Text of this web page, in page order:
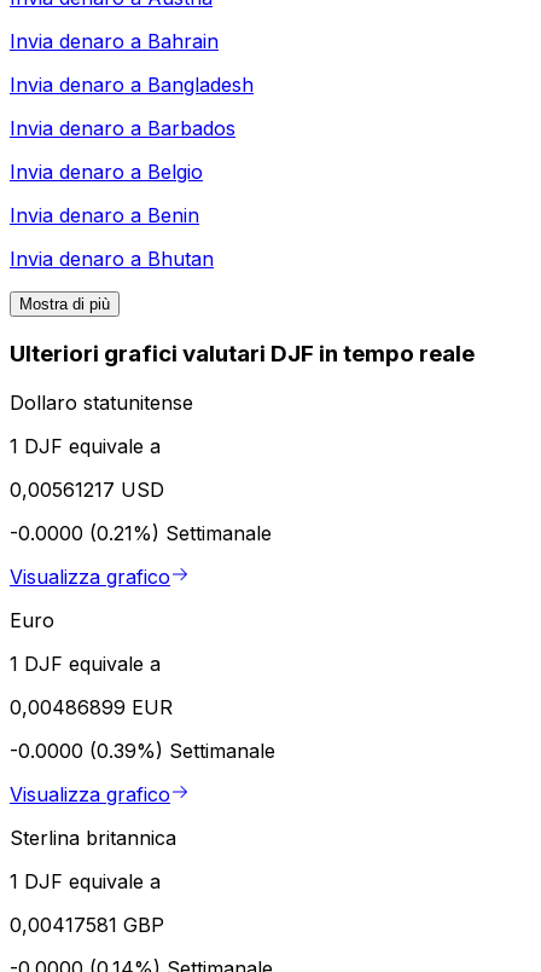
Invia denaro a Bahrain
Invia denaro a Bangladesh
Invia denaro a Barbados
Invia denaro a Belgio
Invia denaro a Benin
Invia denaro a Bhutan
Mostra di più
Ulteriori grafici valutari DJF in tempo reale
Dollaro statunitense
1 DJF equivale a
0,00561217 USD
-0.0000 (0.21%) Settimanale
Visualizza grafico
Euro
1 DJF equivale a
0,00486899 EUR
-0.0000 (0.39%) Settimanale
Visualizza grafico
Sterlina britannica
1 DJF equivale a
0,00417581 GBP